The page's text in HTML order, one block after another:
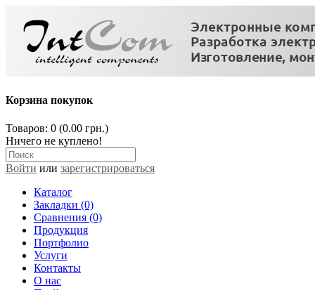
Корзина покупок
Товаров: 0 (0.00 грн.)
Ничего не куплено!
Войти или зарегистрироваться
Каталог
Закладки (0)
Сравнения (0)
Продукция
Портфолио
Услуги
Контакты
О нас